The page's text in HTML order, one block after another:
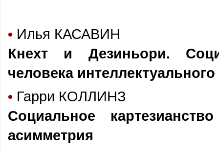
• Илья КАСАВИН
Кнехт и Дезиньори.
человека интеллектуального
• Гарри КОЛЛИНЗ
Социальное
асимметрия